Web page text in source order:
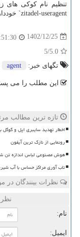
zitadel-useragent` خودداری نمائید.
1402/12/25
5.0
/5
تگهای خبر:
agent
این مطلب را می
تازه ترین مطالب
اخطار تهدید سایبری اپل و گوگل
رونمایی از نازک ترین آیفون
هوش مصنوعی لباس اندازه تن
تاب آوری مراکز حساس با آب
نظرات بینندگان در
نام:
ایمیل: